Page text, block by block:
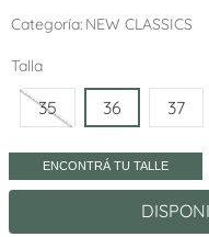
Categoría NEW CLASSICS
Talla
35 36 37
ENCONTRÁ TU TALLE